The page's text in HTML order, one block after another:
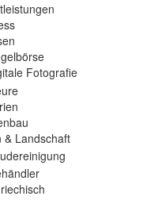
Fotografie
& Landschaft